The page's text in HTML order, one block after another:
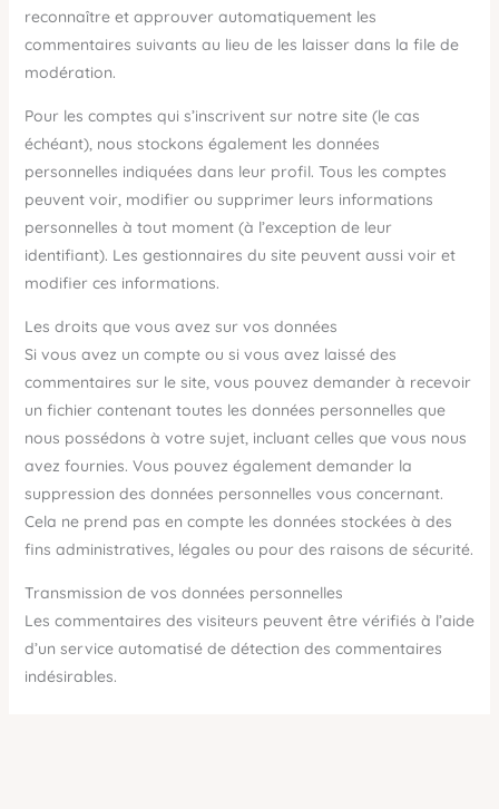
reconnaître et approuver automatiquement les
commentaires suivants au lieu de les laisser dans la file de
modération.
Pour les comptes qui s’inscrivent sur notre site (le cas
échéant), nous stockons également les données
personnelles indiquées dans leur profil. Tous les comptes
peuvent voir, modifier ou supprimer leurs informations
personnelles à tout moment (à l’exception de leur
identifiant). Les gestionnaires du site peuvent aussi voir et
modifier ces informations.
Les droits que vous avez sur vos données
Si vous avez un compte ou si vous avez laissé des
commentaires sur le site, vous pouvez demander à recevoir
un fichier contenant toutes les données personnelles que
nous possédons à votre sujet, incluant celles que vous nous
avez fournies. Vous pouvez également demander la
suppression des données personnelles vous concernant.
Cela ne prend pas en compte les données stockées à des
fins administratives, légales ou pour des raisons de sécurité.
Transmission de vos données personnelles
Les commentaires des visiteurs peuvent être vérifiés à l’aide
d’un service automatisé de détection des commentaires
indésirables.